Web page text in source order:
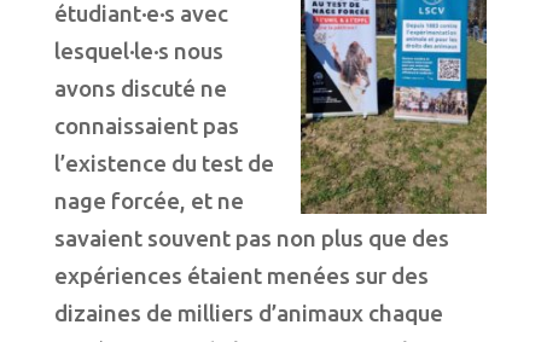
étudiant·e·s avec
lesquel·le·s nous
avons discuté ne
connaissaient pas
l’existence du test de
nage forcée, et ne
savaient souvent pas non plus que des
expériences étaient menées sur des
dizaines de milliers d’animaux chaque